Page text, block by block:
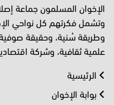
الإخوان المسلمون جماعة
وتشمل فكرتهم كل نواحي
وطريقة سُنية، وحقيقة
علمية ثقافية، وشركة
الرئيسية
بوابة الإخوان